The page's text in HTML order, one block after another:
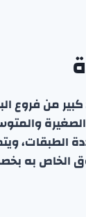
من فروع
الطبقات،
الخاص به